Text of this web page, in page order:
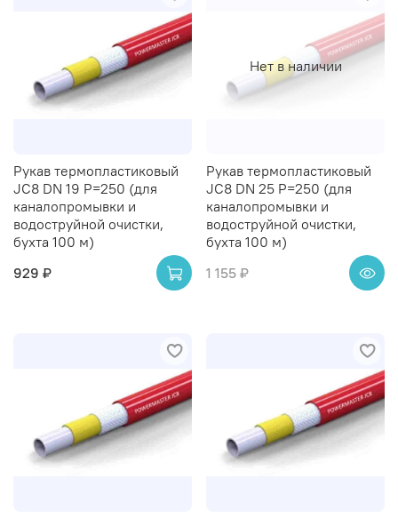
Рукав термопластиковый
JC8 DN 19 P=250 (для
каналопромывки и
водоструйной очистки,
бухта 100 м)
929 ₽
Нет в наличии
Рукав термопластиковый
JC8 DN 25 P=250 (для
каналопромывки и
водоструйной очистки,
бухта 100 м)
1 155 ₽